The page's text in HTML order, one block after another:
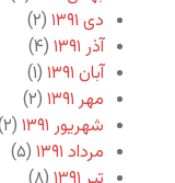
دی ۱۳۹۱
(۲)
آذر ۱۳۹۱
(۴)
آبان ۱۳۹۱
(۱)
مهر ۱۳۹۱
(۲)
شهریور ۱۳۹۱
(۲)
مرداد ۱۳۹۱
(۵)